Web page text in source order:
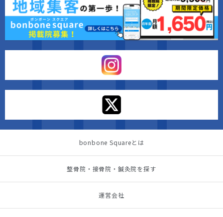
bonbone Squareとは
整骨院・接骨院・鍼灸院を探す
運営会社